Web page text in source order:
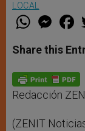
LOCAL
W
t
s
p
p
M
e
s
e
g
e
r
F
a
e
b
o
k
Share this
Redacción
(ZENIT